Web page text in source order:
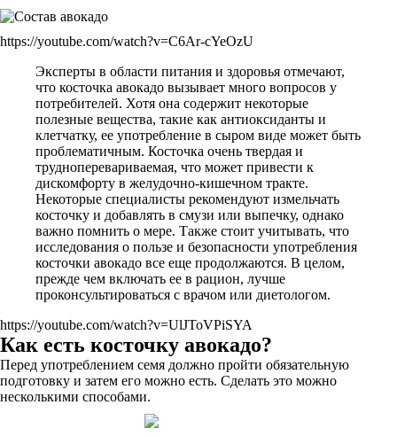
https://youtube.com/watch?v=C6Ar-cYeOzU
Эксперты в области питания и здоровья отмечают,
что косточка авокадо вызывает много вопросов у
потребителей. Хотя она содержит некоторые
полезные вещества, такие как антиоксиданты и
клетчатку, ее употребление в сыром виде может быть
проблематичным. Косточка очень твердая и
трудноперевариваемая, что может привести к
дискомфорту в желудочно-кишечном тракте.
Некоторые специалисты рекомендуют измельчать
косточку и добавлять в смузи или выпечку, однако
важно помнить о мере. Также стоит учитывать, что
исследования о пользе и безопасности употребления
косточки авокадо все еще продолжаются. В целом,
прежде чем включать ее в рацион, лучше
проконсультироваться с врачом или диетологом.
https://youtube.com/watch?v=UlJToVPiSYA
Как есть косточку авокадо?
Перед употреблением семя должно пройти обязательную
подготовку и затем его можно есть. Сделать это можно
несколькими способами.